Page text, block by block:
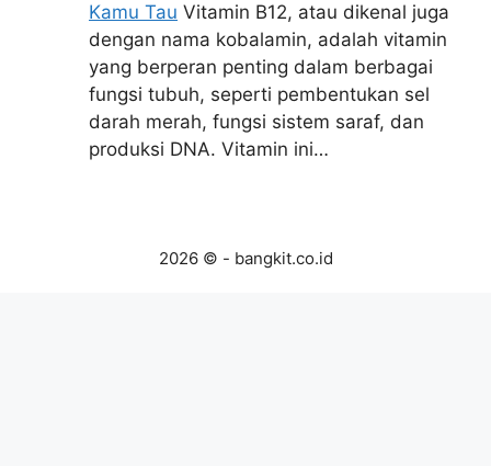
Kamu Tau Vitamin B12, atau dikenal juga
dengan nama kobalamin, adalah vitamin
yang berperan penting dalam berbagai
fungsi tubuh, seperti pembentukan sel
darah merah, fungsi sistem saraf, dan
produksi DNA. Vitamin ini…
2026 © - bangkit.co.id